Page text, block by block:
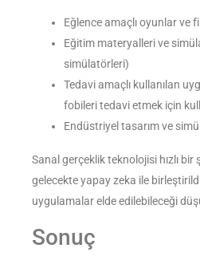
Eğlence amaçlı oyunlar ve
Eğitim materyalleri ve
simülatörleri)
Tedavi amaçlı kullanılan
fobileri tedavi etmek için
Endüstriyel tasarım ve
Sanal gerçeklik teknolojisi hızlı bir
gelecekte yapay zeka ile
uygulamalar elde edilebileceği
Sonuç